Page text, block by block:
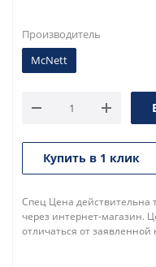
Производитель
McNett
Купить в 1 клик
Спец Цена действительна
через интернет-магазин.
отличаться от заявленной